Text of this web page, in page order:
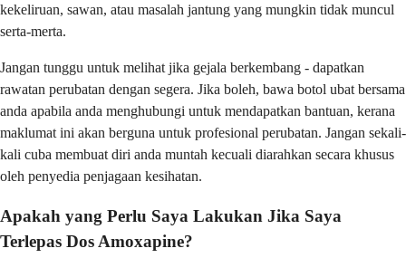
kekeliruan, sawan, atau masalah jantung yang mungkin tidak muncul
serta-merta.
Jangan tunggu untuk melihat jika gejala berkembang - dapatkan
rawatan perubatan dengan segera. Jika boleh, bawa botol ubat bersama
anda apabila anda menghubungi untuk mendapatkan bantuan, kerana
maklumat ini akan berguna untuk profesional perubatan. Jangan sekali-
kali cuba membuat diri anda muntah kecuali diarahkan secara khusus
oleh penyedia penjagaan kesihatan.
Apakah yang Perlu Saya Lakukan Jika Saya
Terlepas Dos Amoxapine?